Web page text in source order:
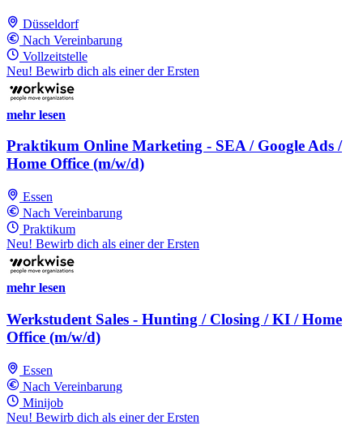
Düsseldorf
Nach Vereinbarung
Vollzeitstelle
Neu! Bewirb dich als einer der Ersten
mehr lesen
Praktikum Online Marketing - SEA / Google Ads /
Home Office (m/w/d)
Essen
Nach Vereinbarung
Praktikum
Neu! Bewirb dich als einer der Ersten
mehr lesen
Werkstudent Sales - Hunting / Closing / KI / Home
Office (m/w/d)
Essen
Nach Vereinbarung
Minijob
Neu! Bewirb dich als einer der Ersten